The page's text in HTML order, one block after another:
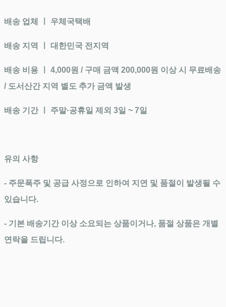
배송 업체 ㅣ 우체국택배
배송 지역 ㅣ 대한민국 전지역
배송 비용 ㅣ 4,000원 / 구매 금액 200,000원 이상 시 무료배송
/ 도서산간 지역 별도 추가 금액 발생
배송 기간 ㅣ 주말·공휴일 제외 3일 ~ 7일
유의 사항
- 주문폭주 및 공급 사정으로 인하여 지연 및 품절이 발생될 수
있습니다.
- 기본 배송기간 이상 소요되는 상품이거나, 품절 상품은 개별
연락을 드립니다.